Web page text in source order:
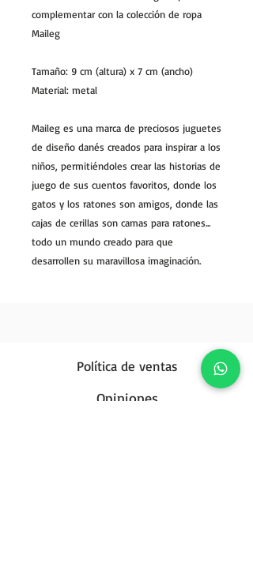
complementar con la colección de ropa
Maileg
Tamaño: 9 cm (altura) x 7 cm (ancho)
Material: metal
Maileg es una marca de preciosos juguetes
de diseño danés creados para inspirar a los
niños, permitiéndoles crear las historias de
juego de sus cuentos favoritos, donde los
gatos y los ratones son amigos, donde las
cajas de cerillas son camas para ratones...
todo un mundo creado para que
desarrollen su maravillosa imaginación.
Política de ventas
Opiniones